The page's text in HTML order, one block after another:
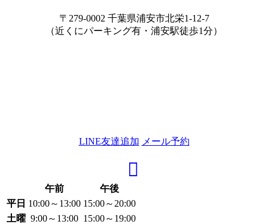
〒279-0002 千葉県浦安市北栄1-12-7
（近くにパーキング有・浦安駅徒歩1分）
LINE友達追加 メール予約
午前
午後
平日 10:00～13:00 15:00～20:00
土曜 9:00～13:00 15:00～19:00